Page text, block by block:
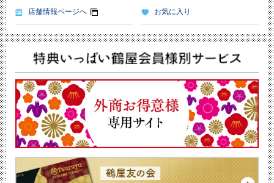
店舗情報ページへ お気に入り